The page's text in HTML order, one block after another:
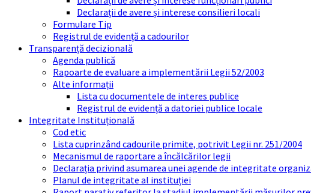
Declarații de avere și interese consilieri locali
Formulare Tip
Registrul de evidență a cadourilor
Transparență decizională
Agenda publică
Rapoarte de evaluare a implementării Legii 52/2003
Alte informații
Lista cu documentele de interes publice
Registrul de evidență a datoriei publice locale
Integritate Instituțională
Cod etic
Lista cuprinzând cadourile primite, potrivit Legii nr. 251/2004
Mecanismul de raportare a încălcărilor legii
Declarația privind asumarea unei agende de integritate
Planul de integritate al instituției